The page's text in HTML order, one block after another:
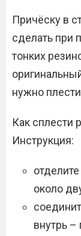
Причёску в
сделать при
тонких
нужно
Как сплести
Инструкция:
около
внутрь –